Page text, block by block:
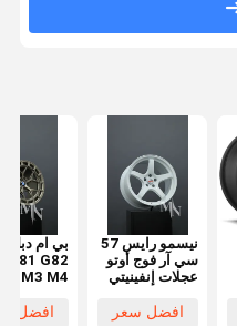
نيسمو رايس 57
سي آر فوج أوتو
عجلات إنفينيتي
350Z أطراف
افضل سعر
G81 G82
M3 M4
افضل